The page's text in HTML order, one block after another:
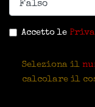
Accetto le
Seleziona il
calcolare il